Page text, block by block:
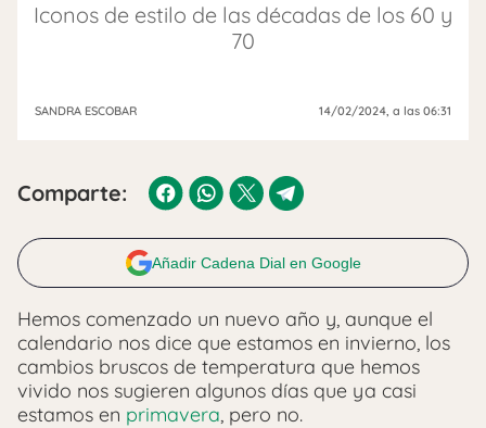
Iconos de estilo de las décadas de los 60 y
70
SANDRA ESCOBAR 14/02/2024, a las 06:31
Comparte:
Añadir Cadena Dial en Google
Hemos comenzado un nuevo año y, aunque el
calendario nos dice que estamos en invierno, los
cambios bruscos de temperatura que hemos
vivido nos sugieren algunos días que ya casi
estamos en primavera, pero no.